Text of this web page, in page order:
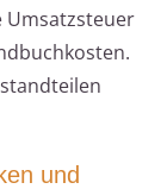
Umsatzsteuer
und